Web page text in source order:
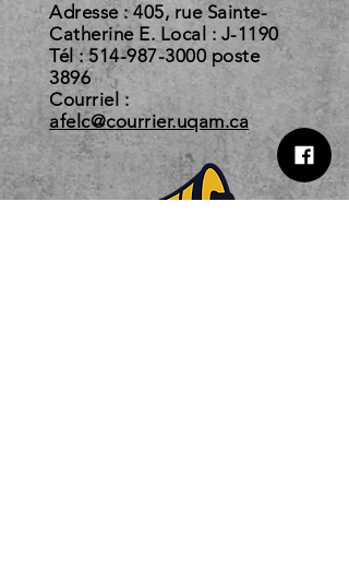
Adresse : 405, rue Sainte-
Catherine E. Local : J-1190
Tél :514-987-3000poste
3896
Courriel :
afelc@courrier.uqam.ca